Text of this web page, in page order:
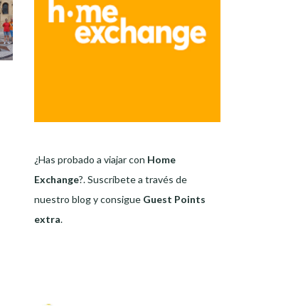
¿Has probado a viajar con Home
Exchange?. Suscríbete a través de
nuestro blog y consigue Guest Points
extra.